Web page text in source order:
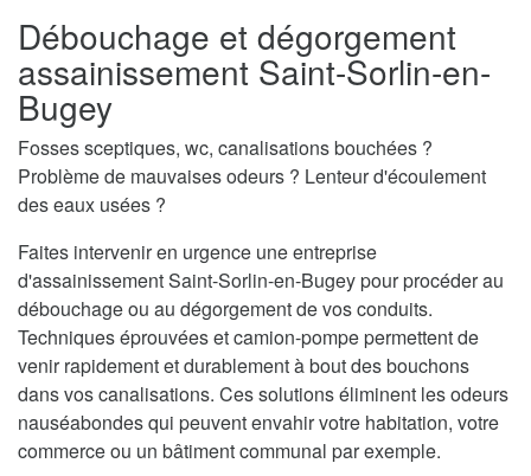
Débouchage et dégorgement
assainissement Saint-Sorlin-en-
Bugey
Fosses sceptiques, wc, canalisations bouchées ?
Problème de mauvaises odeurs ? Lenteur d'écoulement
des eaux usées ?
Faites intervenir en urgence une entreprise
d'assainissement Saint-Sorlin-en-Bugey pour procéder au
débouchage ou au dégorgement de vos conduits.
Techniques éprouvées et camion-pompe permettent de
venir rapidement et durablement à bout des bouchons
dans vos canalisations. Ces solutions éliminent les odeurs
nauséabondes qui peuvent envahir votre habitation, votre
commerce ou un bâtiment communal par exemple.